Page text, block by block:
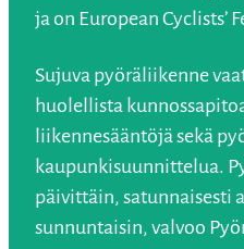
ja on European Cyclists’
Sujuva pyöräliikenne
huolellista
liikennesääntöjä sekä
kaupunkisuunnittelua.
päivittäin, satunnaisesti
sunnuntaisin, valvoo